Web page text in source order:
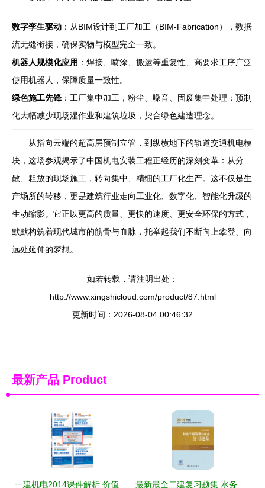
数字孪生驱动 ：从BIM设计到工厂加工（BIM-Fabrication），数据
流无缝衔接，确保实物与模型完全一致。
机器人规模化应用 ：焊接、喷涂、搬运等重复性、高要求工序广泛
使用机器人，保障质量一致性。
绿色施工先锋 ：工厂集中加工，粉尘、噪音、固废集中处理；预制
化大幅减少现场湿作业和建筑垃圾，契合绿色建造理念。
从指向云端的超高层预制立管，到纵横地下的轨道交通机电模
块，这场参观揭示了中国机电安装工程正经历的深刻变革：从分
散、粗放的现场施工，转向集中、精细的工厂化生产。这不仅是生
产场所的转移，更是建筑行业走向工业化、数字化、智能化升级的
生动缩影。它正以更高的质量、更快的速度、更安全环保的方式，
默默构筑着现代城市的筋骨与血脉，托举起我们不断向上攀登、向
远处延伸的梦想。
如若转载，请注明出处：
http://www.xingshicloud.com/product/87.html
更新时间：2026-08-04 00:46:32
最新产品 Product